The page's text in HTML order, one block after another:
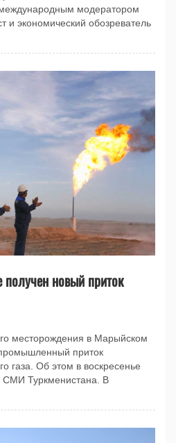
модератором
и экономический обозреватель
новый приток
месторождения в Марыйском
приток
газа. Об этом в воскресенье
Туркменистана. В